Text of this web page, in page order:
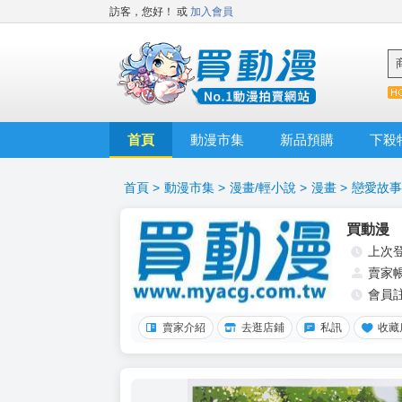
訪客，您好！ 或 加入會員
首頁 動漫市集 新品預購 下殺
首頁 > 動漫市集 > 漫畫/輕小說 > 漫畫 > 戀愛故事
買動漫
上次
賣家
會員
賣家介紹 去逛店鋪 私訊 收藏